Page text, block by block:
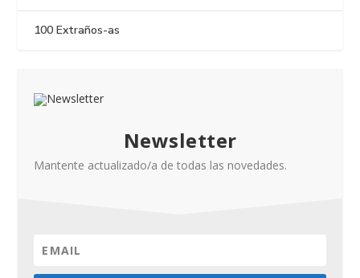
100 Extraños-as
Newsletter
Mantente actualizado/a de todas las novedades.